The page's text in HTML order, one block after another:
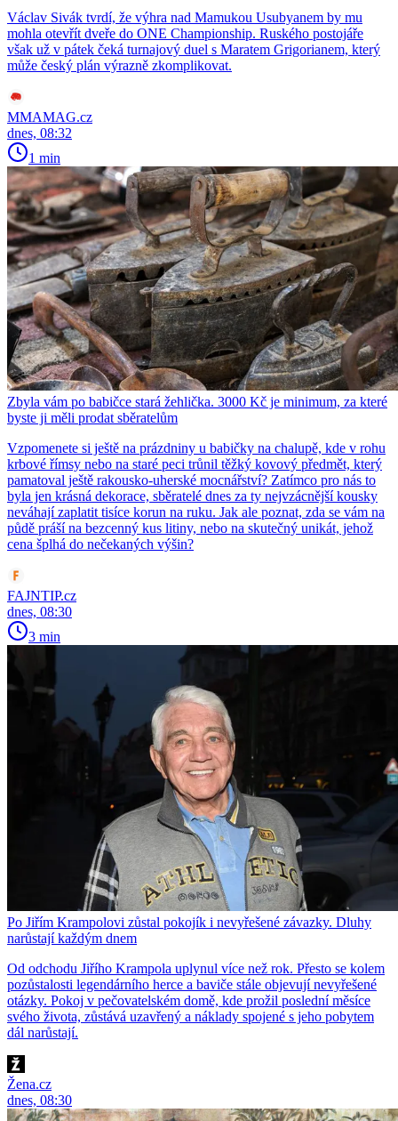
Václav Sivák tvrdí, že výhra nad Mamukou Usubyanem by mu
mohla otevřít dveře do ONE Championship. Ruského postojáře
však už v pátek čeká turnajový duel s Maratem Grigorianem, který
může český plán výrazně zkomplikovat.
MMAMAG.cz
dnes, 08:32
1 min
Zbyla vám po babičce stará žehlička. 3000 Kč je minimum, za které
byste ji měli prodat sběratelům
Vzpomenete si ještě na prázdniny u babičky na chalupě, kde v rohu
krbové římsy nebo na staré peci trůnil těžký kovový předmět, který
pamatoval ještě rakousko-uherské mocnářství? Zatímco pro nás to
byla jen krásná dekorace, sběratelé dnes za ty nejvzácnější kousky
neváhají zaplatit tisíce korun na ruku. Jak ale poznat, zda se vám na
půdě práší na bezcenný kus litiny, nebo na skutečný unikát, jehož
cena šplhá do nečekaných výšin?
FAJNTIP.cz
dnes, 08:30
3 min
Po Jiřím Krampolovi zůstal pokojík i nevyřešené závazky. Dluhy
narůstají každým dnem
Od odchodu Jiřího Krampola uplynul více než rok. Přesto se kolem
pozůstalosti legendárního herce a baviče stále objevují nevyřešené
otázky. Pokoj v pečovatelském domě, kde prožil poslední měsíce
svého života, zůstává uzavřený a náklady spojené s jeho pobytem
dál narůstají.
Žena.cz
dnes, 08:30